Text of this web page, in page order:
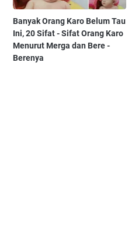
Banyak Orang Karo Belum Tau
Ini, 20 Sifat - Sifat Orang Karo
Menurut Merga dan Bere -
Berenya